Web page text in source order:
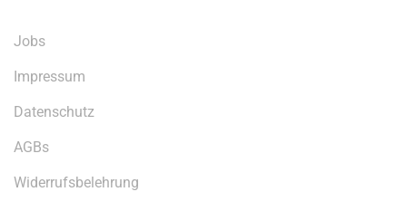
Jobs
Impressum
Datenschutz
AGBs
Widerrufsbelehrung